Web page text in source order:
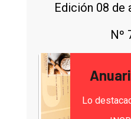
Edición 08 de
Nº
Lo